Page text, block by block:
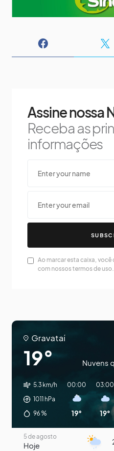
Assine nossa
Receba as
informações
Ao marcar esta caixa,
com nossos termos de uso.
Gravataí
19° Nuvens
5.3 km/h
1011 hPa
96%
00:00
19°
03:00
19°
5 de agosto
Hoje